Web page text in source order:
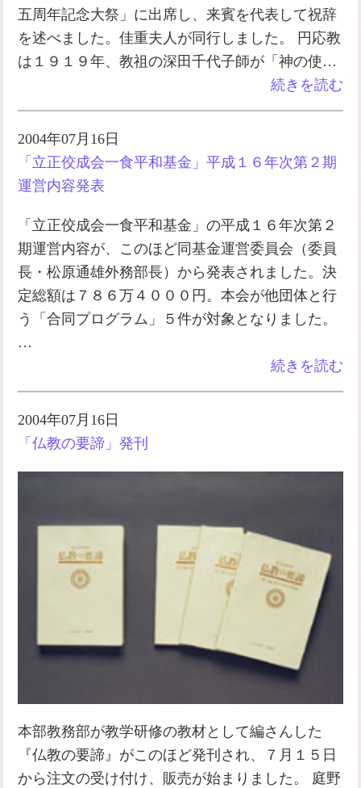
五周年記念大祭」に出席し、来賓を代表して祝辞
を述べました。佳重夫人が同行しました。 円応教
は１９１９年、教祖の深田千代子師が「神の使…
続きを読む
2004年07月16日
「立正佼成会一食平和基金」平成１６年次第２期
運営内容発表
「立正佼成会一食平和基金」の平成１６年次第２
期運営内容が、このほど同基金運営委員会（委員
長・松原通雄外務部長）から発表されました。決
定総額は７８６万４０００円。本会が他団体と行
う「合同プログラム」５件が対象となりました。
…
続きを読む
2004年07月16日
「仏教の要諦」発刊
本部教務部が教学研修の教材として編さんした
『仏教の要諦』がこのほど発刊され、７月１５日
から注文の受け付け、販売が始まりました。 庭野